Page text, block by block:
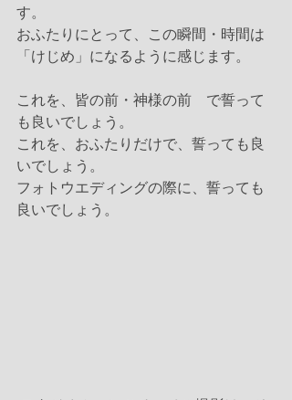
す。
おふたりにとって、この瞬間・時間は
「けじめ」になるように感じます。
これを、皆の前・神様の前　で誓って
も良いでしょう。
これを、おふたりだけで、誓っても良
いでしょう。
フォトウエディングの際に、誓っても
良いでしょう。